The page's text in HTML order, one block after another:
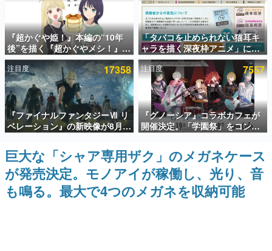
電ファミのいま読まれている記事ランキング
アプリセール情報
インタビュー
連載・特集一覧
殿堂入り記事
SNS拡散数が数千以上！ ページビュー数万以上！ などな
ど。多くの人々に読まれた、電ファミ渾身の“殿堂入り”記
事をまとめました。
ゲームの企画書
名作ゲームクリエイターの方々に製作時のエピソードをお
聞きし、ヒットする企画（ゲーム）とは何か？を探ってい
きます。
『超かぐや姫！』本編の“10年
後”を描く『超かぐやメシ！』
Web連載決定。新たなWebマン
ガレーベル「ビビビコミック」
にて特別話が掲載スタート、あ
のお話には…まだ続きがある！
「タバコを止められない猫耳キ
ャラを描く深夜枠アニメ」に視
聴者の一部から批判意見。違法
薬物の使用と思しき描写も含め
て、BPOが議論を交わす
注目度 17358
『ファイナルファンタジーⅦ リ
ベレーション』の新映像が8月
26日早朝に公開へ。『FF7』リ
メイクシリーズの完結編、
「gamescom」のオープニング
ナイトライブにてディレクター
の浜口直樹氏が登壇する予定
注目度 7557
『グノーシア』コラボカフェが
開催決定。「学園祭」をコンセ
プトに、模擬店やセツやSQ、ラ
キオたちが学祭バンドを楽しむ
様子を切り取った新グッズが展
開
巨大な「シャア専用ザク」のメガネケース
が発売決定。モノアイが稼働し、光り、音
も鳴る。最大で4つのメガネを収納可能